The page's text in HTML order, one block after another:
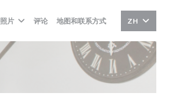
照片 评论 地图和联系方式 ZH